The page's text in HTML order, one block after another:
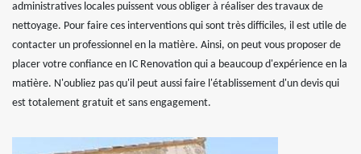
administratives locales puissent vous obliger à réaliser des travaux de
nettoyage. Pour faire ces interventions qui sont très difficiles, il est utile de
contacter un professionnel en la matière. Ainsi, on peut vous proposer de
placer votre confiance en IC Renovation qui a beaucoup d'expérience en la
matière. N'oubliez pas qu'il peut aussi faire l'établissement d'un devis qui
est totalement gratuit et sans engagement.